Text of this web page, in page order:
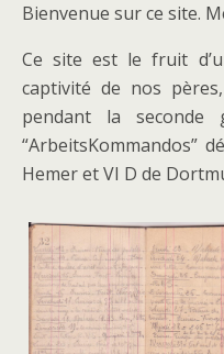
Bienvenue sur ce site.
Ce site est le fruit
captivité de nos
pendant la seconde
“ArbeitsKommandos”
Hemer et VI D de